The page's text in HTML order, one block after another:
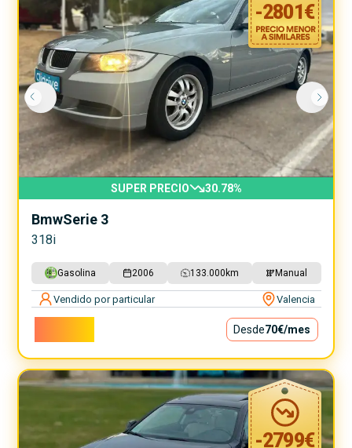
-2801€
SUPER PRECIO 30.78%
BmwSerie 3
318i
Gasolina 2006 133.000 km Manual
Vendido por particular Valencia
Desde70€/mes
-2799€